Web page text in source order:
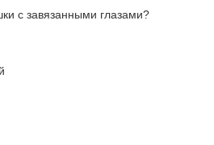
с завязанными глазами?